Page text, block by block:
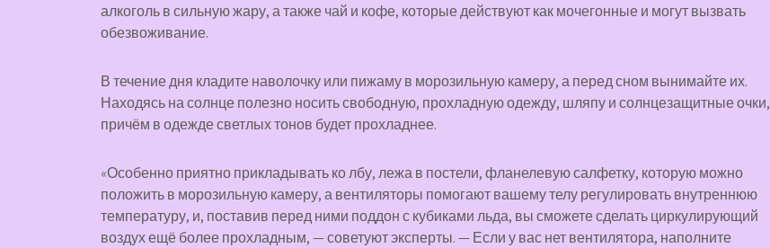
алкоголь в сильную жару, а также чай и кофе, которые действуют как мочегонные и могут вызвать
обезвоживание.
В течение дня кладите наволочку или пижаму в морозильную камеру, а перед сном вынимайте их.
Находясь на солнце полезно носить свободную, прохладную одежду, шляпу и солнцезащитные очки,
причём в одежде светлых тонов будет прохладнее.
«Особенно приятно прикладывать ко лбу, лежа в постели, фланелевую салфетку, которую можно
положить в морозильную камеру, а вентиляторы помогают вашему телу регулировать внутреннюю
температуру, и, поставив перед ними поддон с кубиками льда, вы сможете сделать циркулирующий
воздух ещё более прохладным, — советуют эксперты. — Если у вас нет вентилятора, наполните